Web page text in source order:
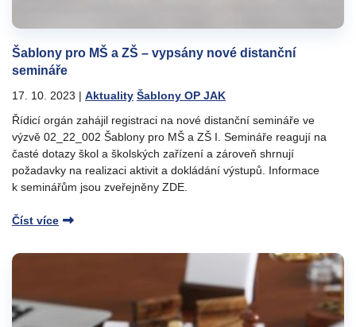
Šablony pro MŠ a ZŠ – vypsány nové distanční
semináře
17. 10. 2023 | Aktuality Šablony OP JAK
Řídicí orgán zahájil registraci na nové distanční semináře ve
výzvě 02_22_002 Šablony pro MŠ a ZŠ I. Semináře reagují na
časté dotazy škol a školských zařízení a zároveň shrnují
požadavky na realizaci aktivit a dokládání výstupů. Informace
k seminářům jsou zveřejněny ZDE.
Číst více